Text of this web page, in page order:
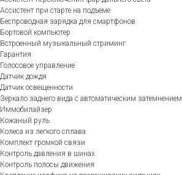
Ассистент при старте на подъеме
Беспроводная зарядка для смартфонов
Бортовой компьютер
Встроенный музыкальный стриминг
Гарантия
Голосовое управление
Датчик дождя
Датчик освещенности
Зеркало заднего вида с автоматическим затемнением
Иммобилайзер
Кожаный руль
Колеса из легкого сплава
Комплект громкой связи
Контроль давления в шинах
Контроль полосы движения